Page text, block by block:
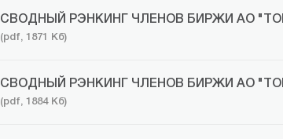
СВОДНЫЙ РЭНКИНГ ЧЛЕНОВ БИРЖИ АО
(pdf, 1871 Кб)
СВОДНЫЙ РЭНКИНГ ЧЛЕНОВ БИРЖИ АО
(pdf, 1884 Кб)